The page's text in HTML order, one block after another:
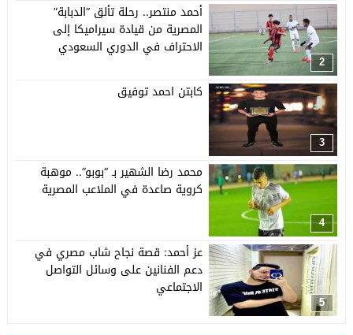
2
أحمد منتصر.. رحلة تألق “الدبابة”
المصرية من قيادة سيراميكا إلى
الاحتراف في الدوري السعودي
3
كابتن احمد توفيق
4
محمد رضا الشهير بـ “بوبو”.. موهبة
كروية صاعدة في الملاعب المصرية
5
عز أحمد: قصة نجاح شاب مصري في
دعم الفنانين على وسائل التواصل
الاجتماعي